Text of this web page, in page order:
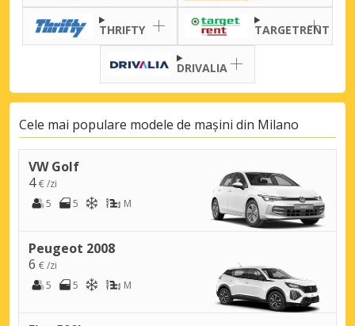
THRIFTY TARGETRENT
DRIVALIA
Cele mai populare modele de mașini din Milano
VW Golf
4€ /zi
5
5 M
Peugeot 2008
6 € /zi
5
5 M